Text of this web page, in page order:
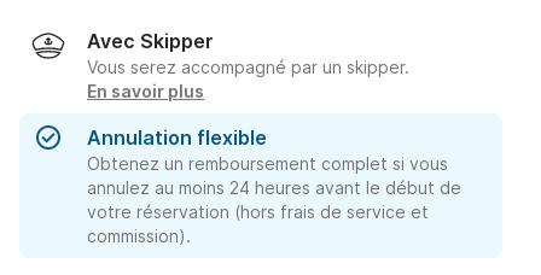
Avec Skipper
Vous serez accompagné par un skipper.
En savoir plus
Annulation flexible
Obtenez un remboursement complet si vous
annulez au moins 24 heures avant le début de
votre réservation (hors frais de service et
commission).